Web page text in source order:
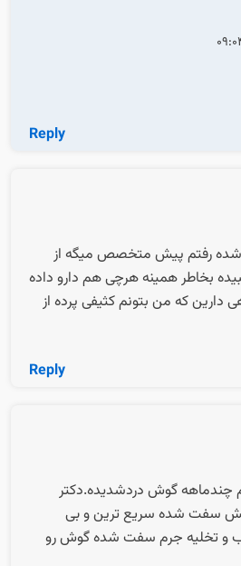
Reply
رفتم پیش متخصص میگه از
بخاطر همینه هرچی هم دارو داده
که من بتونم کثیفی پرده از
Reply
چندماهه گوش دردشدیده.دکتر
سفت شده سریع ترین و بی
و تخلیه جرم سفت شده گوش رو